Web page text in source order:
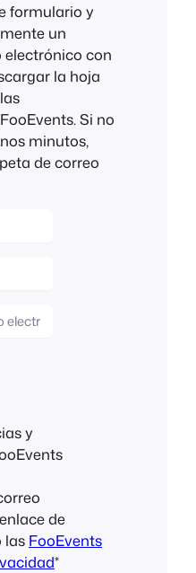
formulario y
un
electrónico con
la hoja
Si no
minutos,
de correo
y
de
las FooEvents
*